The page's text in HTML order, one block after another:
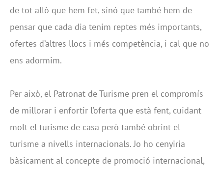
de tot allò que hem fet, sinó que també hem de
pensar que cada dia tenim reptes més importants,
ofertes d’altres llocs i més competència, i cal que no
ens adormim.
Per això, el Patronat de Turisme pren el compromís
de millorar i enfortir l’oferta que està fent, cuidant
molt el turisme de casa però també obrint el
turisme a nivells internacionals. Jo ho cenyiria
bàsicament al concepte de promoció internacional,